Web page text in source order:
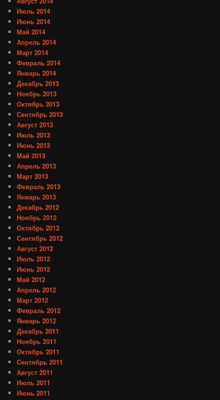
Июль 2014
Июнь 2014
Май 2014
Апрель 2014
Март 2014
Февраль 2014
Январь 2014
Декабрь 2013
Ноябрь 2013
Октябрь 2013
Сентябрь 2013
Август 2013
Июль 2013
Июнь 2013
Май 2013
Апрель 2013
Март 2013
Февраль 2013
Январь 2013
Декабрь 2012
Ноябрь 2012
Октябрь 2012
Сентябрь 2012
Август 2012
Июль 2012
Июнь 2012
Май 2012
Апрель 2012
Март 2012
Февраль 2012
Январь 2012
Декабрь 2011
Ноябрь 2011
Октябрь 2011
Сентябрь 2011
Август 2011
Июль 2011
Июнь 2011